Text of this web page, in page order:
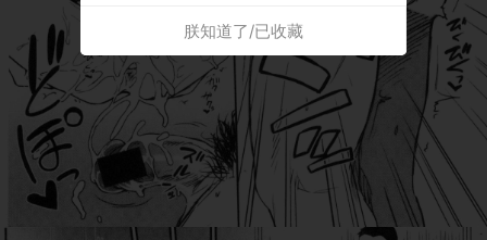
朕知道了/已收藏